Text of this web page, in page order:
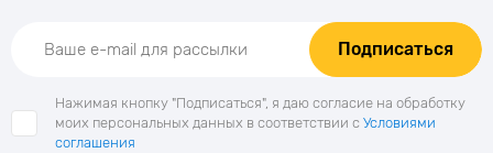
Подписаться
Нажимая кнопку "Подписаться", я даю согласие на обработку
моих персональных данных в соответствии с Условиями
соглашения